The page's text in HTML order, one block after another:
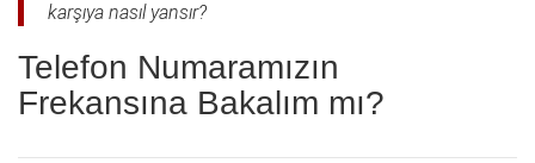
karşıya nasıl yansır?
Telefon Numaramızın
Frekansına Bakalım mı?